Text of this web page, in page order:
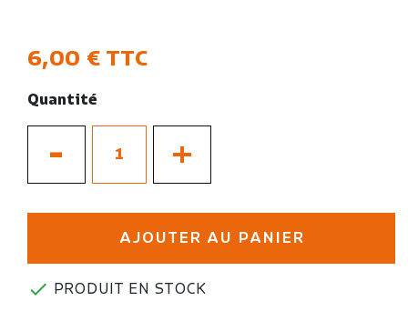
6,00 € TTC
Quantité
- +
AJOUTER AU PANIER
 PRODUIT EN STOCK